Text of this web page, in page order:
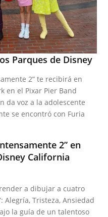
Parques de Disney
2” te recibirá en
en el Pixar Pier Band
da voz a la adolescente
se encontró con Furia
2” en
California
a dibujar a cuatro
Alegría, Tristeza, Ansiedad
la guía de un talentoso